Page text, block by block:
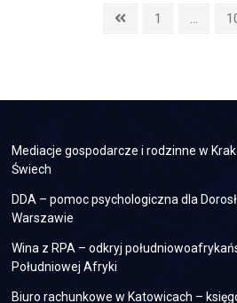
StronicowaniePrevious
Page
1
Mediacje gospodarcze i rodzinne w
Świech
DDA – pomoc psychologiczna dla
Warszawie
Wina z RPA – odkryj
Południowej Afryki
Biuro rachunkowe w Katowicach –